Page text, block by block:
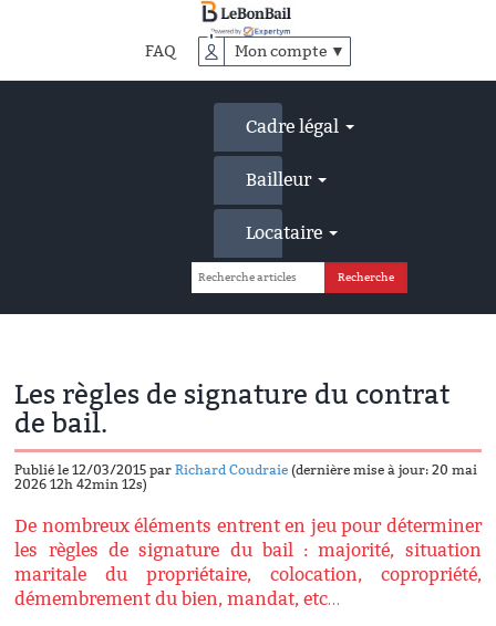
FAQ Mon compte ▼
Cadre légal
Bailleur
Locataire
Les règles de signature du contrat
de bail.
Publié le 12/03/2015 parRichard Coudraie (dernière mise à jour: 20 mai
2026 12h 42min 12s)
De nombreux éléments entrent en jeu pour déterminer
les règles de signature du bail : majorité, situation
maritale du propriétaire, colocation, copropriété,
démembrement du bien, mandat, etc…